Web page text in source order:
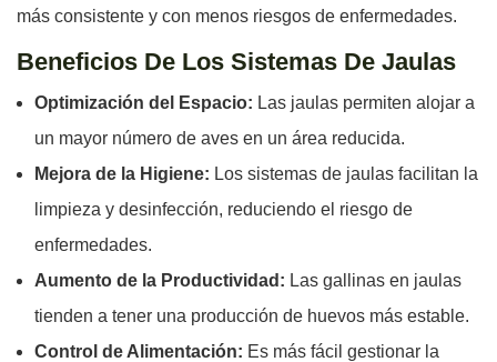
más consistente y con menos riesgos de enfermedades.
Beneficios De Los Sistemas De Jaulas
Optimización del Espacio: Las jaulas permiten alojar a
un mayor número de aves en un área reducida.
Mejora de la Higiene: Los sistemas de jaulas facilitan la
limpieza y desinfección, reduciendo el riesgo de
enfermedades.
Aumento de la Productividad: Las gallinas en jaulas
tienden a tener una producción de huevos más estable.
Control de Alimentación: Es más fácil gestionar la